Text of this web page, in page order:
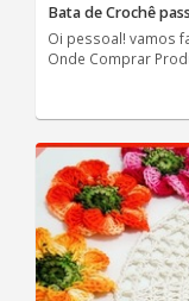
Bata de Crochê
Oi pessoal! vamos
Onde Comprar